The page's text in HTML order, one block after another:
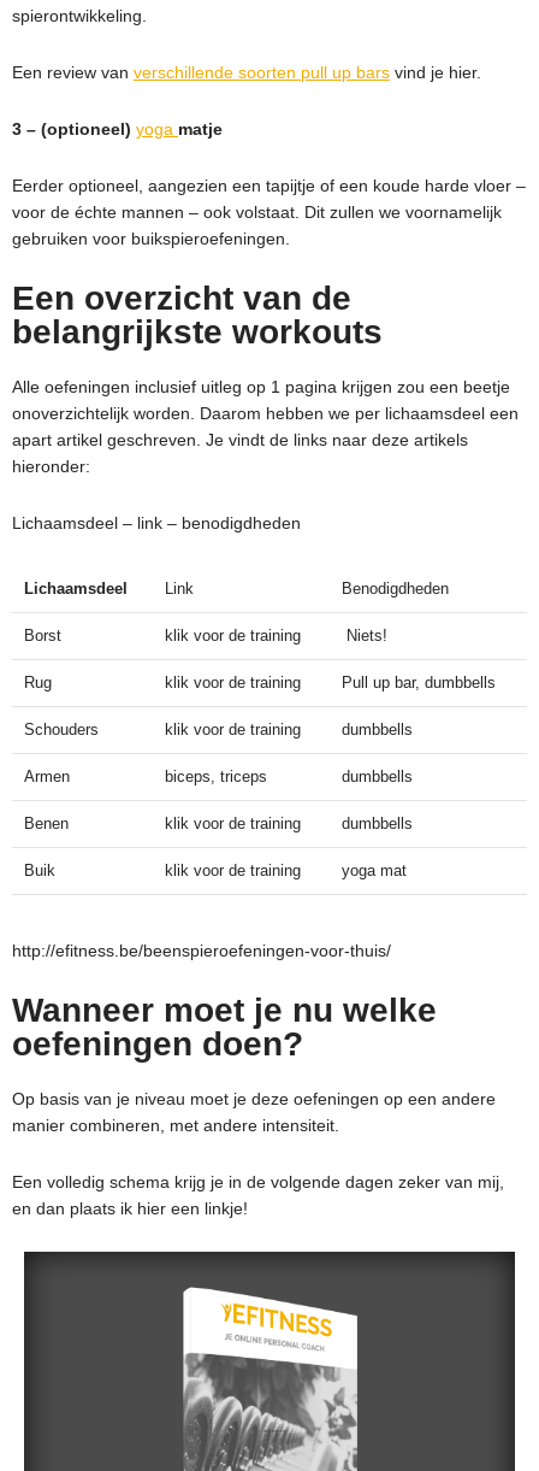
spierontwikkeling.
Een review van verschillende soorten pull up bars vind je hier.
3 – (optioneel) yoga matje
Eerder optioneel, aangezien een tapijtje of een koude harde vloer –
voor de échte mannen – ook volstaat. Dit zullen we voornamelijk
gebruiken voor buikspieroefeningen.
Een overzicht van de
belangrijkste workouts
Alle oefeningen inclusief uitleg op 1 pagina krijgen zou een beetje
onoverzichtelijk worden. Daarom hebben we per lichaamsdeel een
apart artikel geschreven. Je vindt de links naar deze artikels
hieronder:
Lichaamsdeel – link – benodigdheden
Lichaamsdeel Link Benodigdheden
Borst klik voor de training Niets!
Rug klik voor de training Pull up bar, dumbbells
Schouders klik voor de training dumbbells
Armen biceps triceps dumbbells
Benen klik voor de training dumbbells
Buik klik voor de training yoga mat
http://efitness.be/beenspieroefeningen-voor-thuis/
Wanneer moet je nu welke
oefeningen doen?
Op basis van je niveau moet je deze oefeningen op een andere
manier combineren, met andere intensiteit.
Een volledig schema krijg je in de volgende dagen zeker van mij,
en dan plaats ik hier een linkje!